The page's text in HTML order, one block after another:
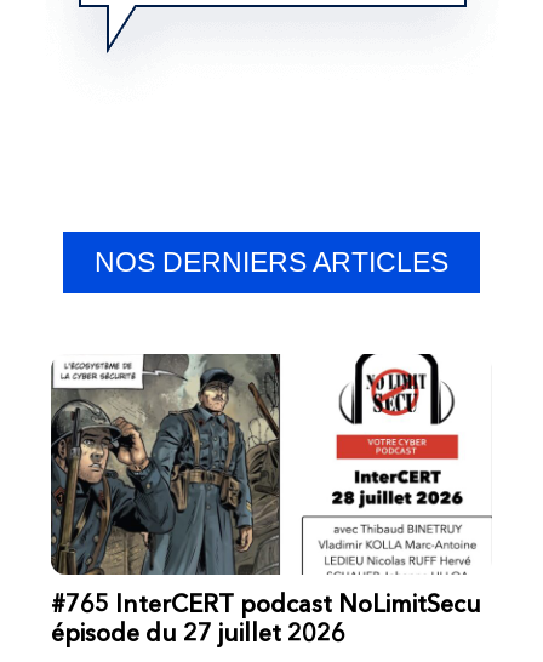
NOS DERNIERS ARTICLES
#765 InterCERT podcast NoLimitSecu
épisode du 27 juillet 2026